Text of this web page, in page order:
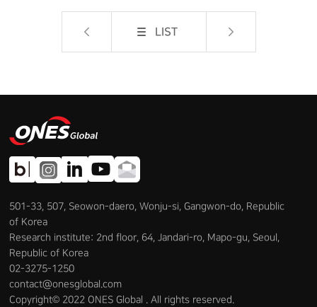
LIST
501-33, 507, Seowon-daero, Wonju-si, Gangwon-do, Republic
of Korea
Research institute: 2nd floor, 64, Jandari-ro, Mapo-gu, Seoul,
Republic of Korea
02-3275-1250
contact@onesglobal.com
Copyright© 2022 ONES Global . All rights reserved.